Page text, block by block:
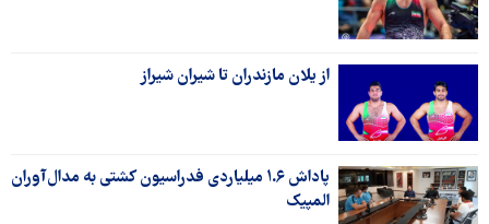
از یلان مازندران تا شیران شیراز
پاداش ۱.۶ میلیاردی فدراسیون کشتی به مدال‌آوران
المپیک